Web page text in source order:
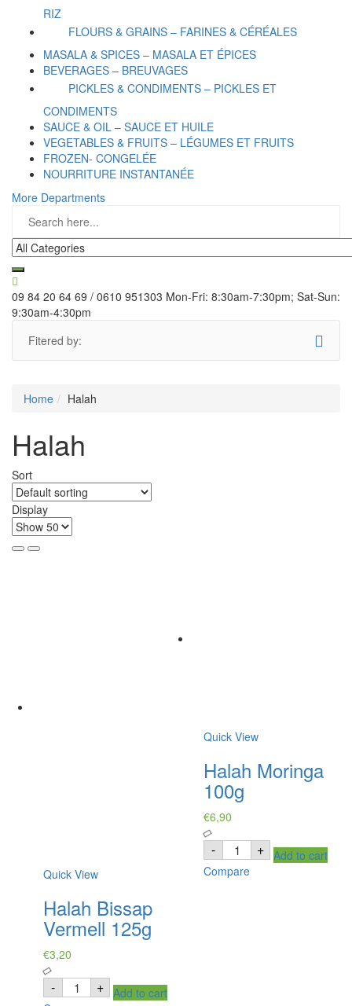
RIZ
FLOURS & GRAINS – FARINES & CÉRÉALES
MASALA & SPICES – MASALA ET ÉPICES
BEVERAGES – BREUVAGES
PICKLES & CONDIMENTS – PICKLES ET
CONDIMENTS
SAUCE & OIL – SAUCE ET HUILE
VEGETABLES & FRUITS – LÉGUMES ET FRUITS
FROZEN- CONGELÉE
NOURRITURE INSTANTANÉE
More Departments
09 84 20 64 69 / 0610 951303 Mon-Fri: 8:30am-7:30pm; Sat-Sun:
9:30am-4:30pm
Fitered by:
Home Halah
Halah
Sort
Display
Quick View
Halah Bissap
Vermell 125g
€3,20
- Halah
Bissap+ Add to cart
Quick View
Halah Moringa
100g
€6,90
- Halah
Moringa
100g
quantity
+ Add to cart
Compare